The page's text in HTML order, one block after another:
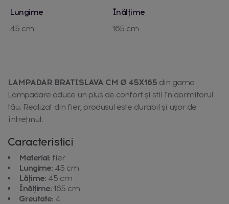
Lungime
45 cm
Înălțime
165 cm
LAMPADAR BRATISLAVA CM Ø 45X165 din gama
Lampadare aduce un plus de confort și stil în dormitorul
tău. Realizat din fier, produsul este durabil și ușor de
întreținut.
Caracteristici
Material: fier
Lungime: 45 cm
Lățime: 45 cm
Înălțime: 165 cm
Greutate: 4